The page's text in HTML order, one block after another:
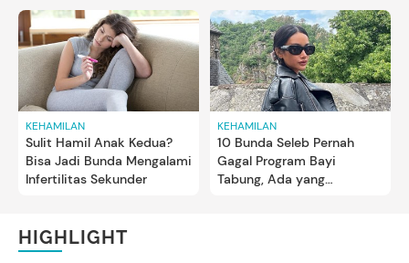
KEHAMILAN
Sulit Hamil Anak Kedua?
Bisa Jadi Bunda Mengalami
Infertilitas Sekunder
KEHAMILAN
10 Bunda Seleb Pernah
Gagal Program Bayi
Tabung, Ada yang
HIGHLIGHT